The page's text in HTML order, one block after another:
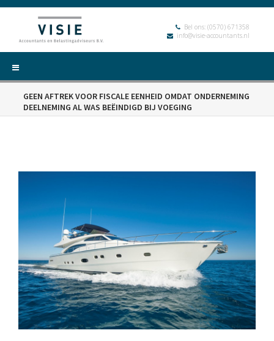
Bel ons: (0570) 671358
info@visie-accountants.nl
GEEN AFTREK VOOR FISCALE EENHEID OMDAT ONDERNEMING
DEELNEMING AL WAS BEËINDIGD BIJ VOEGING